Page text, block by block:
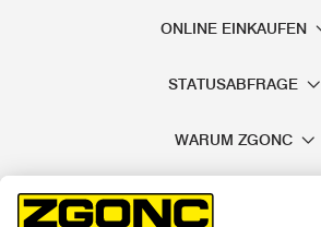
ONLINE EINKAUFEN
STATUSABFRAGE
WARUM ZGONC